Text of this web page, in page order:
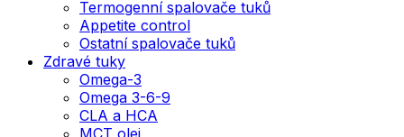
Termogenní spalovače tuků
Appetite control
Ostatní spalovače tuků
Zdravé tuky
Omega-3
Omega 3-6-9
CLA a HCA
MCT olej